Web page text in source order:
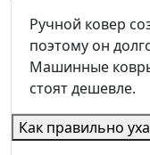
Ручной ковер
поэтому он
Машинные
стоят дешевле.
Как правильно